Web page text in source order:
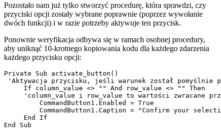
Pozostało nam już tylko stworzyć procedurę, która sprawdzi, czy
przyciski opcji zostały wybrane poprawnie (poprzez wywołanie
dwóch funkcji) i w razie potrzeby aktywuje ten przycisk.
Ponownie weryfikacja odbywa się w ramach osobnej procedury,
aby uniknąć 10-krotnego kopiowania kodu dla każdego zdarzenia
każdego przycisku opcji:
Private Sub activate_button()
'Aktywacja przycisku, jeśli warunek został pomyślnie
     If column_value <> "" And row_value <> "" Then
'column_value i row_value to wartości zwracane
         CommandButton1.Enabled = True
CommandButton1.Caption = "Confirm your
     End If
End Sub